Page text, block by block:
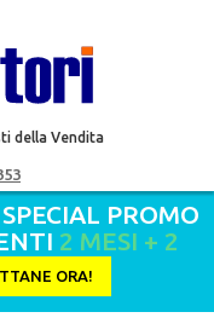
della Vendita
PROMO
2 MESI + 2
ORA!